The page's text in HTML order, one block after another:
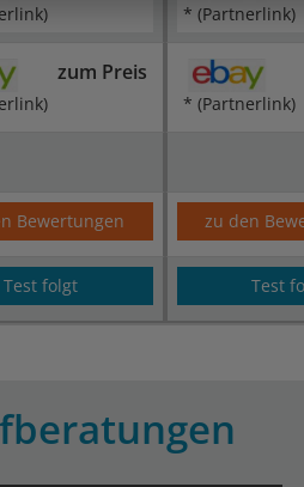
* (Partnerlink)
zum Preis
* (Partnerlink)
Bewertungen zu den
Test folgt Test